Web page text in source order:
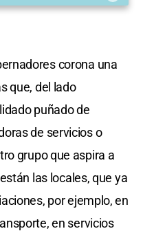
corona una
que, del lado
puñado de
de servicios o
grupo que aspira a
las locales, que ya
por ejemplo, en
en servicios